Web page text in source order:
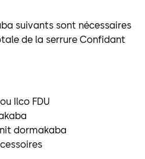
suivants sont nécessaires
de la serrure Confidant
Ilco FDU
dormakaba